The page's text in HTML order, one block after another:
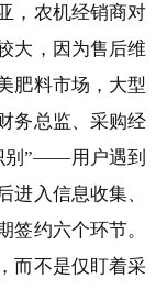
，农机经销商对
大，因为售后维
肥料市场，大型
务总监、采购经
别”——用户遇到
进入信息收集、
签约六个环节。
而不是仅盯着采